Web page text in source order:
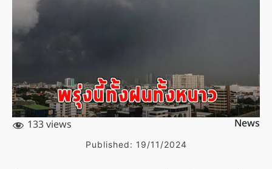
133 views News
Published: 19/11/2024